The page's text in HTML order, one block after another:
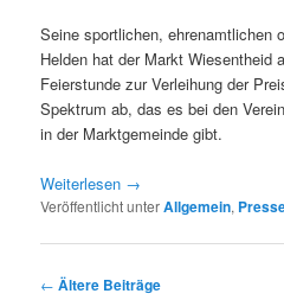
Seine sportlichen, ehrenamtlichen
Helden hat der Markt Wiesentheid
Feierstunde zur Verleihung der
Spektrum ab, das es bei den
in der Marktgemeinde gibt.
Weiterlesen →
Veröffentlicht unterAllgemein,
Beitragsnavigation
← Ältere Beiträge